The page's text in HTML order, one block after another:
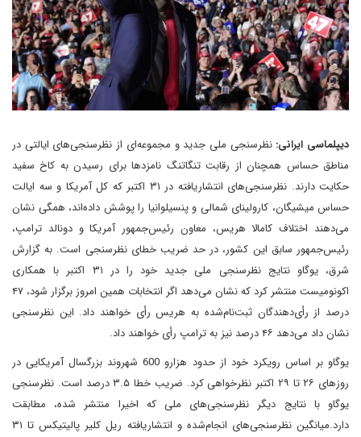
دیپلماسی ایرانی:نظرسنجی ملی جدید و مجموعه‌ای از نظرسنجی‌های ایالتی در
مناطق حساس همچنان از رقابت تنگاتنگ نامزدها برای رسیدن به کاخ سفید
حکایت دارند. نظرسنجی‌های انتشاریافته در ۳۱ اکتبر که کل آمریکا و سه ایالت
حساس میشیگان، کارولینای شمالی و پنسیلوانیا‌ را پوشش داده‌اند، همگی نشان
می‌دهند ‌اختلاف کامالا هریس، معاون رئیس‌جمهور آمریکا‌ و دونالد ترامپ،
رئیس‌جمهور سابق این کشور، در حد ضریب خطای نظرسنجی است. به گزارش
شرق، یوگاو نتایج نظرسنجی ملی جدید خود را در ۳۱ اکتبر با همکاری
اکونومیست منتشر کرد که نشان می‌دهد اگر انتخابات همین امروز برگزار شود، ۴۷
درصد از رأی‌دهندگان ثبت‌نام‌شده به هریس رأی خواهند داد. این نظرسنجی
نشان داد می‌دهد ۴۶ درصد نیز به ترامپ رأی خواهند داد.
یوگاو بر اساس رویکرد خود از حدود هزارو 600 شهروند بزرگسال آمریکایی در
روزهای ۲۶ تا ۲۹ اکتبر نظرخواهی کرد. ضریب خطا ۳.۵ درصد است. نظرسنجی
یوگاو با نتایج دیگر نظرسنجی‌های ملی که اخیرا منتشر شده، مطابقت
دارد.میانگین نظرسنجی‌های انجام‌شده و انتشاریافته ریل کلیر پالیتیکس تا ۳۱